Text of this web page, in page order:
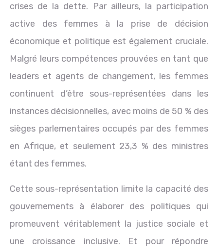
crises de la dette. Par ailleurs, la participation
active des femmes à la prise de décision
économique et politique est également cruciale.
Malgré leurs compétences prouvées en tant que
leaders et agents de changement, les femmes
continuent d’être sous-représentées dans les
instances décisionnelles, avec moins de 50 % des
sièges parlementaires occupés par des femmes
en Afrique, et seulement 23,3 % des ministres
étant des femmes.
Cette sous-représentation limite la capacité des
gouvernements à élaborer des politiques qui
promeuvent véritablement la justice sociale et
une croissance inclusive. Et pour répondre